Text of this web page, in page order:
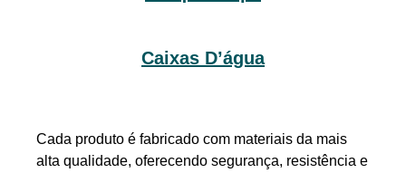
Caixas D’água
Cada produto é fabricado com materiais da mais
alta qualidade, oferecendo segurança, resistência e